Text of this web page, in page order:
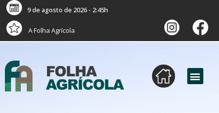
9 de agosto de 2026 - 2:45h
A Folha Agrícola